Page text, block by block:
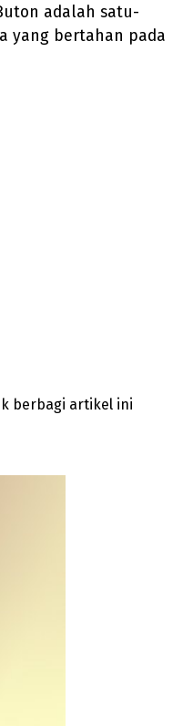
adalah satu-
yang bertahan pada
berbagi artikel ini